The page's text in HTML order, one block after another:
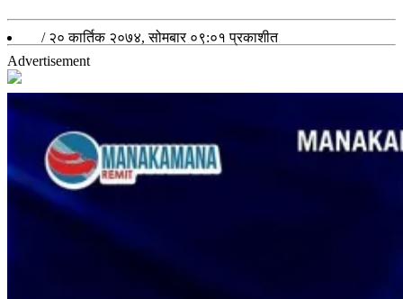
/ २० कार्तिक २०७४, सोमबार ०९:०१ प्रकाशीत
Advertisement